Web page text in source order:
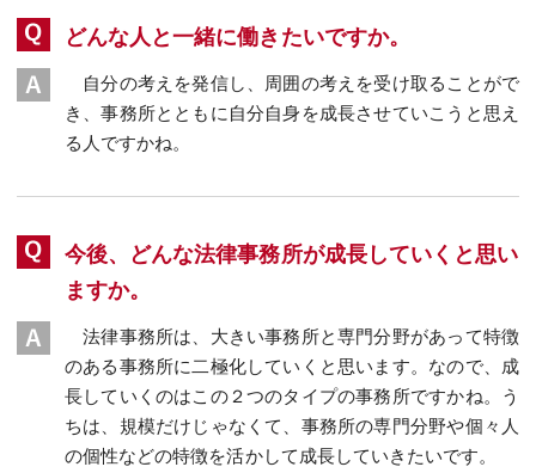
どんな人と一緒に働きたいですか。
自分の考えを発信し、周囲の考えを受け取ることがで
き、事務所とともに自分自身を成長させていこうと思え
る人ですかね。
今後、どんな法律事務所が成長していくと思い
ますか。
法律事務所は、大きい事務所と専門分野があって特徴
のある事務所に二極化していくと思います。なので、成
長していくのはこの２つのタイプの事務所ですかね。う
ちは、規模だけじゃなくて、事務所の専門分野や個々人
の個性などの特徴を活かして成長していきたいです。